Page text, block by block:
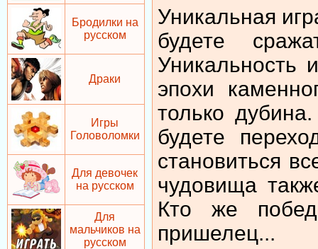
Бродилки на
русском
Драки
Игры
Головоломки
Для девочек
на русском
Для
мальчиков на
русском
Уникальная
будете
Уникальность
эпохи
только
будете
становиться
чудовища
Кто же
пришелец...